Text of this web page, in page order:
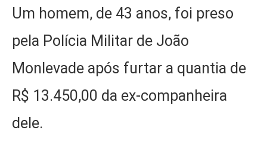
Um homem, de 43 anos, foi preso
pela Polícia Militar de João
Monlevade após furtar a quantia de
R$ 13.450,00 da ex-companheira
dele.